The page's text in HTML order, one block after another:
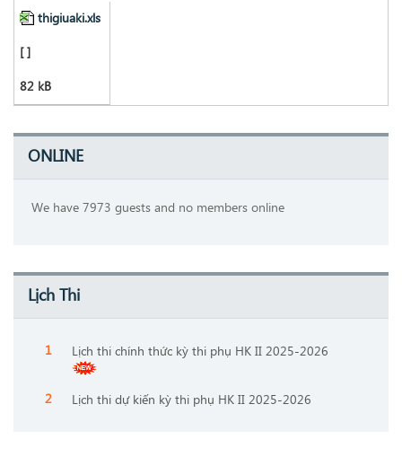
thigiuaki.xls
[ ]
82 kB
ONLINE
We have 7973 guests and no members online
Lịch Thi
Lịch thi chính thức kỳ thi phụ HK II 2025-2026
Lịch thi dự kiến kỳ thi phụ HK II 2025-2026